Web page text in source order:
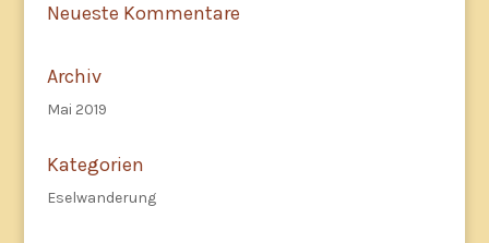
Neueste Kommentare
Archiv
Mai 2019
Kategorien
Eselwanderung